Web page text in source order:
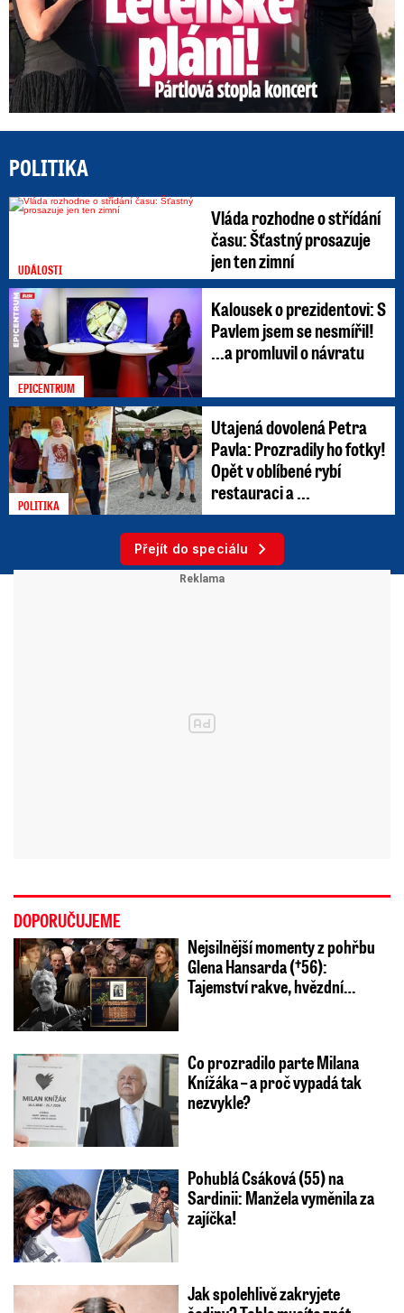
POLITIKA
UDÁLOSTI
Vláda rozhodne o střídání
času: Šťastný prosazuje
jen ten zimní
EPICENTRUM
Kalousek o prezidentovi: S
Pavlem jsem se nesmířil!
...a promluvil o návratu
POLITIKA
Utajená dovolená Petra
Pavla: Prozradily ho fotky!
Opět v oblíbené rybí
restauraci a ...
Přejít do speciálu
DOPORUČUJEME
Nejsilnější momenty z pohřbu
Glena Hansarda (†56):
Tajemství rakve, hvězdní…
Co prozradilo parte Milana
Knížáka – a proč vypadá tak
nezvykle?
Pohublá Csáková (55) na
Sardinii: Manžela vyměnila za
zajíčka!
Jak spolehlivě zakryjete